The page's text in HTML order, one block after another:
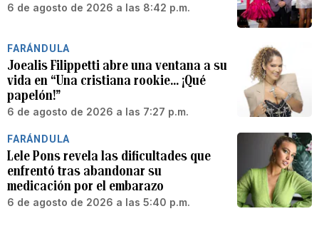
6 de agosto de 2026 a las 8:42 p.m.
FARÁNDULA
Joealis Filippetti abre una ventana a su
vida en “Una cristiana rookie… ¡Qué
papelón!”
6 de agosto de 2026 a las 7:27 p.m.
FARÁNDULA
Lele Pons revela las dificultades que
enfrentó tras abandonar su
medicación por el embarazo
6 de agosto de 2026 a las 5:40 p.m.